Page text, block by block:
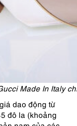
Made In Italy
dao động từ
đô la (khoảng